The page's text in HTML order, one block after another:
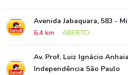
Avenida Jabaquara, 583 -
6.4 km
ABERTO
Av. Prof. Luiz Ignácio
Independência São Paulo